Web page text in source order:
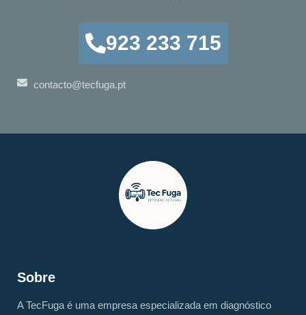
923 233 715
contacto@tecfuga.pt
Sobre
A TecFuga é uma empresa especializada em diagnóstico